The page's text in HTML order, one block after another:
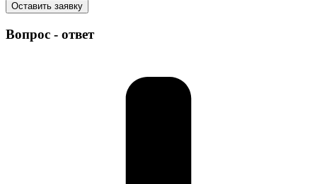
Оставить заявку
Вопрос - ответ